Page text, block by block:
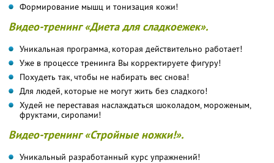
Формирование мышц и тонизация кожи!
Видео-тренинг «Диета для сладкоежек».
Уникальная программа, которая действительно работает!
Уже в процессе тренинга Вы корректируете фигуру!
Похудеть так, чтобы не набирать вес снова!
Для людей, которые не могут жить без сладкого!
Худей не переставая наслаждаться шоколадом, мороженым,
фруктами, сиропами!
Видео-тренинг «Стройные ножки!».
Уникальный разработанный курс упражнений!